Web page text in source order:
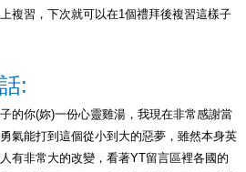
複習，下次就可以在1個禮拜後複習這樣子
:
的你(妳)一份心靈雞湯，我現在非常感謝當
氣能打到這個從小到大的惡夢，雖然本身英
有非常大的改變，看著YT留言區裡各國的